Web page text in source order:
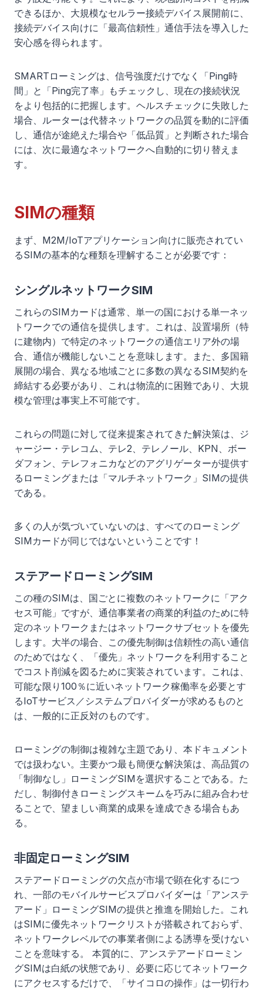
できるほか、大規模なセルラー接続デバイス展開前に、
接続デバイス向けに「最高信頼性」通信手法を導入した
安心感を得られます。
SMARTローミングは、信号強度だけでなく「Ping時
間」と「Ping完了率」もチェックし、現在の接続状況
をより包括的に把握します。ヘルスチェックに失敗した
場合、ルーターは代替ネットワークの品質を動的に評価
し、通信が途絶えた場合や「低品質」と判断された場合
には、次に最適なネットワークへ自動的に切り替えま
す。
SIMの種類
まず、M2M/IoTアプリケーション向けに販売されてい
るSIMの基本的な種類を理解することが必要です：
シングルネットワークSIM
これらのSIMカードは通常、単一の国における単一ネッ
トワークでの通信を提供します。これは、設置場所（特
に建物内）で特定のネットワークの通信エリア外の場
合、通信が機能しないことを意味します。また、多国籍
展開の場合、異なる地域ごとに多数の異なるSIM契約を
締結する必要があり、これは物流的に困難であり、大規
模な管理は事実上不可能です。
これらの問題に対して従来提案されてきた解決策は、ジ
ャージー・テレコム、テレ2、テレノール、KPN、ボー
ダフォン、テレフォニカなどのアグリゲーターが提供す
るローミングまたは「マルチネットワーク」SIMの提供
である。
多くの人が気づいていないのは、すべてのローミング
SIMカードが同じではないということです！
ステアードローミングSIM
この種のSIMは、国ごとに複数のネットワークに「アク
セス可能」ですが、通信事業者の商業的利益のために特
定のネットワークまたはネットワークサブセットを優先
します。大半の場合、この優先制御は信頼性の高い通信
のためではなく、「優先」ネットワークを利用すること
でコスト削減を図るために実装されています。これは、
可能な限り100％に近いネットワーク稼働率を必要とす
るIoTサービス／システムプロバイダーが求めるものと
は、一般的に正反対のものです。
ローミングの制御は複雑な主題であり、本ドキュメント
では扱わない。主要かつ最も簡便な解決策は、高品質の
「制御なし」ローミングSIMを選択することである。た
だし、制御付きローミングスキームを巧みに組み合わせ
ることで、望ましい商業的成果を達成できる場合もあ
る。
非固定ローミングSIM
ステアードローミングの欠点が市場で顕在化するにつ
れ、一部のモバイルサービスプロバイダーは「アンステ
アード」ローミングSIMの提供と推進を開始した。これ
はSIMに優先ネットワークリストが搭載されておらず、
ネットワークレベルでの事業者側による誘導を受けない
ことを意味する。 本質的に、アンステアードローミン
グSIMは白紙の状態であり、必要に応じてネットワーク
にアクセスするだけで、「サイコロの操作」は一切行わ